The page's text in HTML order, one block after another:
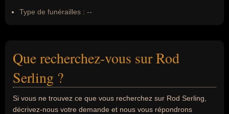
Type de funérailles : --
Que recherchez-vous sur Rod
Serling ?
Si vous ne trouvez ce que vous recherchez sur Rod Serling,
décrivez-nous votre demande et nous vous répondrons